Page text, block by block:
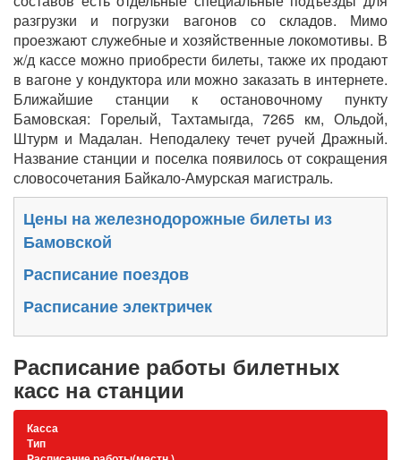
разгрузки и погрузки вагонов со складов. Мимо
проезжают служебные и хозяйственные локомотивы. В
ж/д кассе можно приобрести билеты, также их продают
в вагоне у кондуктора или можно заказать в интернете.
Ближайшие станции к остановочному пункту
Бамовская: Горелый, Тахтамыгда, 7265 км, Ольдой,
Штурм и Мадалан. Неподалеку течет ручей Дражный.
Название станции и поселка появилось от сокращения
словосочетания Байкало-Амурская магистраль.
Цены на железнодорожные билеты из
Бамовской
Расписание поездов
Расписание электричек
Расписание работы билетных
касс на станции
Касса
Тип